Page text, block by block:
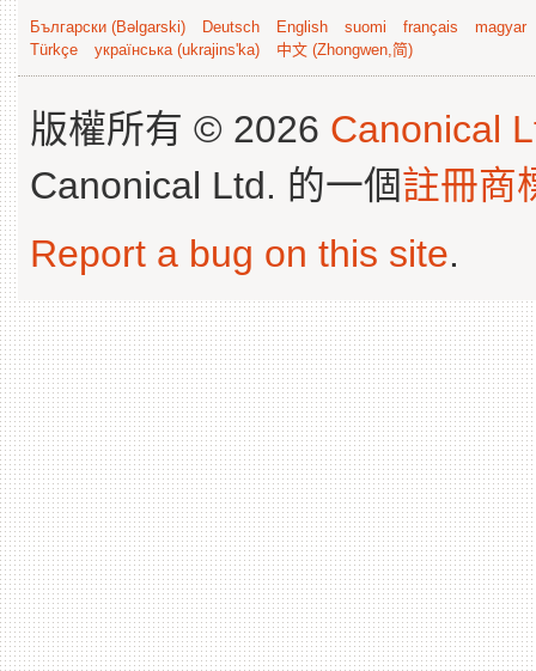
Български (Bəlgarski) Deutsch English suomi français
magyar
Türkçe
українська (ukrajins'ka) 中文 (Zhongwen,简)
版權所有 © 2026 Canonical
Canonical Ltd. 的一個註冊商
Report a bug on this site.